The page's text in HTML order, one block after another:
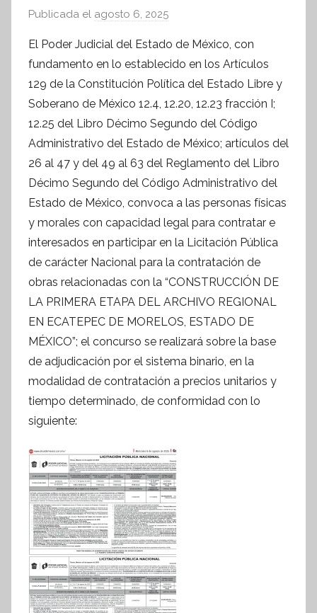
Publicada el agosto 6, 2025
r
S
í
n
t
e
s
i
s
r
m
a
t
i
v
a
El Poder Judicial del Estado de México, con
fundamento en lo establecido en los Artículos
129 de la Constitución Política del Estado Libre y
Soberano de México 12.4, 12.20, 12.23 fracción I;
12.25 del Libro Décimo Segundo del Código
Administrativo del Estado de México; artículos del
26 al 47 y del 49 al 63 del Reglamento del Libro
Décimo Segundo del Código Administrativo del
Estado de México, convoca a las personas físicas
y morales con capacidad legal para contratar e
interesados en participar en la Licitación Pública
de carácter Nacional para la contratación de
obras relacionadas con la “CONSTRUCCIÓN DE
LA PRIMERA ETAPA DEL ARCHIVO REGIONAL
EN ECATEPEC DE MORELOS, ESTADO DE
MÉXICO”; el concurso se realizará sobre la base
de adjudicación por el sistema binario, en la
modalidad de contratación a precios unitarios y
tiempo determinado, de conformidad con lo
siguiente: